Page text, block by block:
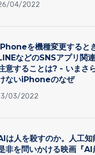
04/2022
を機種変更するとき
などのSNSアプリ関
意することは? - いまさ
ないiPhoneのなぜ
03/2022
は人を殺すのか。人工知
非を問いかける映画『AI